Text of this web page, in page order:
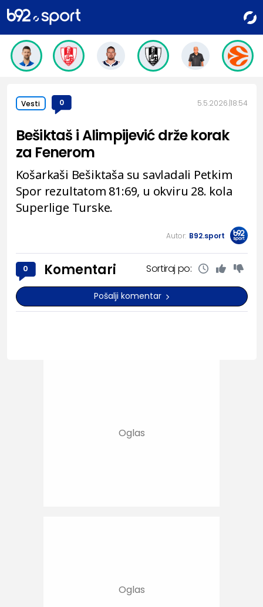
Vesti 0 5.5.2026. 18:54
Bešiktaš i Alimpijević drže korak
za Fenerom
Košarkaši Bešiktaša su savladali Petkim
Spor rezultatom 81:69, u okviru 28. kola
Superlige Turske.
Autor: B92.sport
0 Komentari Sortiraj po:
Pošalji komentar